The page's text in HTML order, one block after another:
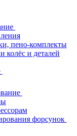
пено-комплекты
колёс и деталей
форсунок